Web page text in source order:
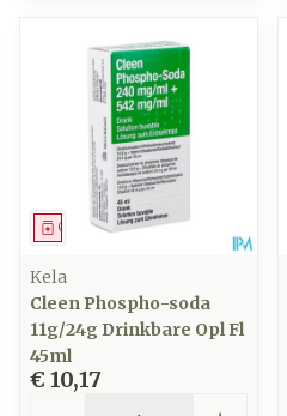
Geneesmiddel
Kela
Cleen Phospho-soda
11g/24g Drinkbare Opl Fl
45ml
€ 10,17